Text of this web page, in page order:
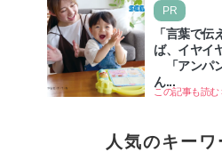
PR
「言葉で伝
ば、イヤイ
「アンパ
ん...
この記事も読む
人気のキーワ